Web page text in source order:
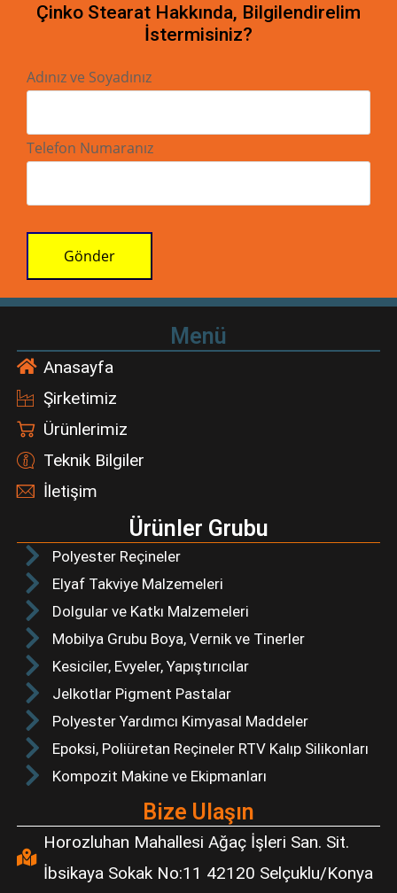
Çinko Stearat Hakkında, Bilgilendirelim
İstermisiniz?
Adınız ve Soyadınız
Telefon Numaranız
Gönder
Menü
Anasayfa
Şirketimiz
Ürünlerimiz
Teknik Bilgiler
İletişim
Ürünler Grubu
Polyester Reçineler
Elyaf Takviye Malzemeleri
Dolgular ve Katkı Malzemeleri
Mobilya Grubu Boya, Vernik ve Tinerler
Kesiciler, Evyeler, Yapıştırıcılar
Jelkotlar Pigment Pastalar
Polyester Yardımcı Kimyasal Maddeler
Epoksi, Poliüretan Reçineler RTV Kalıp Silikonları
Kompozit Makine ve Ekipmanları
Bize Ulaşın
Horozluhan Mahallesi Ağaç İşleri San. Sit.
İbsikaya Sokak No:11 42120 Selçuklu/Konya